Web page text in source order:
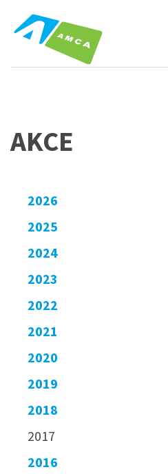
AKCE
2026
2025
2024
2023
2022
2021
2020
2019
2018
2017
2016